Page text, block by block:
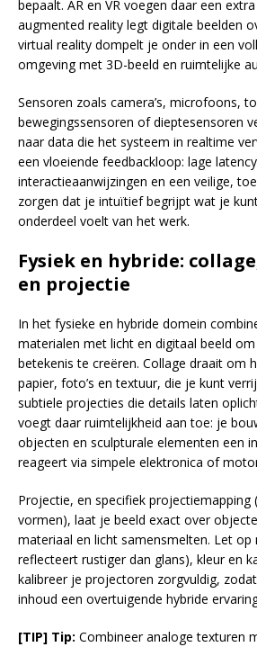
bepaalt. AR en VR voegen daar een
augmented reality legt digitale beelden
virtual reality dompelt je onder in een
omgeving met 3D-beeld en ruimtelijke
Sensoren zoals camera’s, microfoons,
bewegingssensoren of dieptesensoren
naar data die het systeem in realtime
een vloeiende feedbackloop: lage
interactieaanwijzingen en een veilige,
zorgen dat je intuïtief begrijpt wat je
onderdeel voelt van het werk.
Fysiek en hybride:
en projectie
In het fysieke en hybride domein
materialen met licht en digitaal beeld
betekenis te creëren. Collage draait om
papier, foto’s en textuur, die je kunt
subtiele projecties die details laten
voegt daar ruimtelijkheid aan toe: je
objecten en sculpturale elementen een
reageert via simpele elektronica of
Projectie, en specifiek projectiemapping
vormen), laat je beeld exact over
materiaal en licht samensmelten. Let
reflecteert rustiger dan glans), kleur en
kalibreer je projectoren zorgvuldig,
inhoud een overtuigende hybride
[TIP] Tip: Combineer analoge texturen